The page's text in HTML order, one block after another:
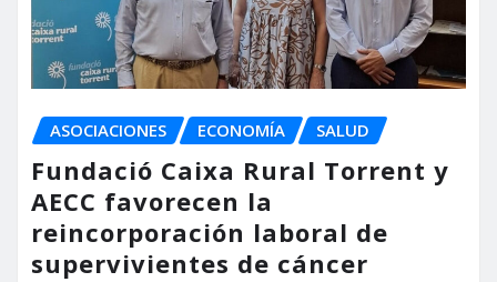
ASOCIACIONES ECONOMÍA SALUD
Fundació Caixa Rural Torrent y
AECC favorecen la
reincorporación laboral de
supervivientes de cáncer